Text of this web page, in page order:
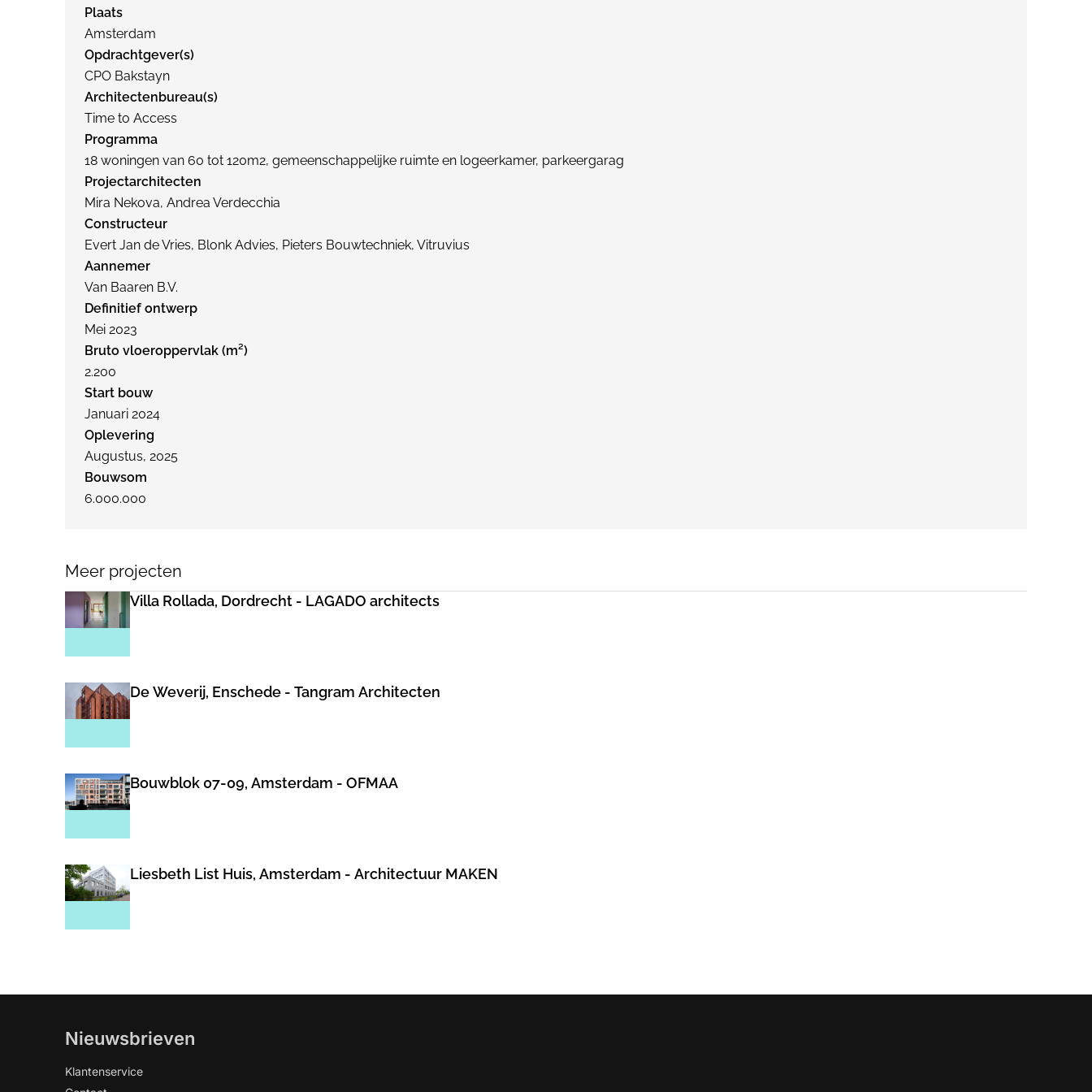
Plaats
Amsterdam
Opdrachtgever(s)
CPO Bakstayn
Architectenbureau(s)
Time to Access
Programma
18 woningen van 60 tot 120m2, gemeenschappelijke ruimte en logeerkamer, parkeergarag
Projectarchitecten
Mira Nekova, Andrea Verdecchia
Constructeur
Evert Jan de Vries, Blonk Advies, Pieters Bouwtechniek, Vitruvius
Aannemer
Van Baaren B.V.
Definitief ontwerp
Mei 2023
Bruto vloeroppervlak (m²)
2.200
Start bouw
Januari 2024
Oplevering
Augustus, 2025
Bouwsom
6.000.000
Meer projecten
Villa Rollada, Dordrecht - LAGADO architects
De Weverij, Enschede - Tangram Architecten
Bouwblok 07-09, Amsterdam - OFMAA
Liesbeth List Huis, Amsterdam - Architectuur MAKEN
Nieuwsbrieven
Klantenservice